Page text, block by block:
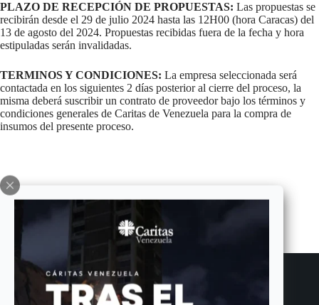
PLAZO DE RECEPCIÓN DE PROPUESTAS: Las propuestas se
recibirán desde el 29 de julio 2024 hasta las 12H00 (hora Caracas) del
13 de agosto del 2024. Propuestas recibidas fuera de la fecha y hora
estipuladas serán invalidadas.
TERMINOS Y CONDICIONES: La empresa seleccionada será
contactada en los siguientes 2 días posterior al cierre del proceso, la
misma deberá suscribir un contrato de proveedor bajo los términos y
condiciones generales de Caritas de Venezuela para la compra de
insumos del presente proceso.
ANTERIOR SIGUIENTE
Entradas relacionadas